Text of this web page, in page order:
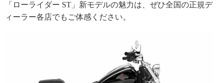
「ローライダー ST」新モデルの魅力は、ぜひ全国の正規デ
ィーラー各店でもご体感ください。